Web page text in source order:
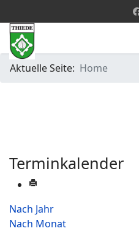
Aktuelle Seite: Home
Terminkalender
Nach Jahr
Nach Monat